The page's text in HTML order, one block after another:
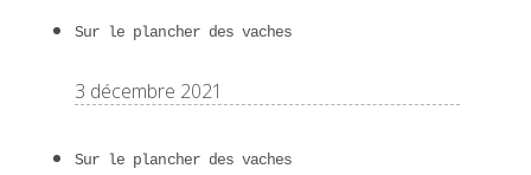
Sur le plancher des vaches
3 décembre 2021
Sur le plancher des vaches